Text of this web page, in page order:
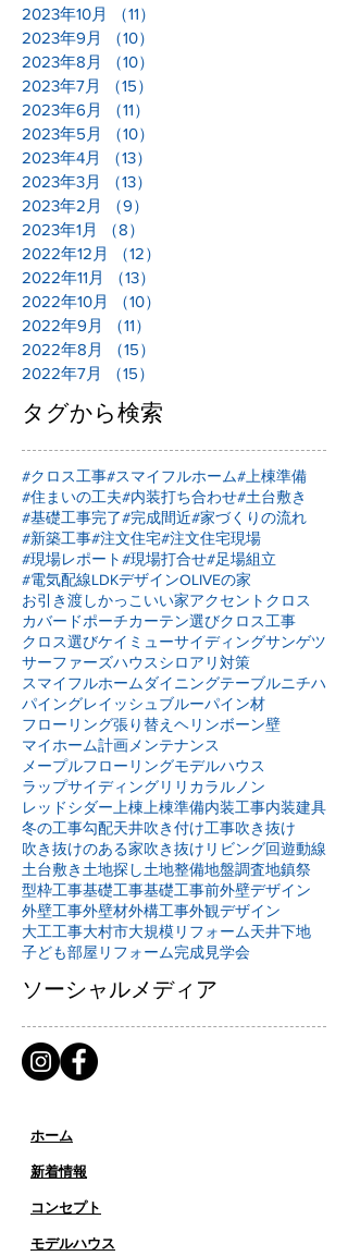
2023年10月
（11）
2023年9月
（10）
2023年8月
（10）
2023年7月
（15）
2023年6月
（11）
2023年5月
（10）
2023年4月
（13）
2023年3月
（13）
2023年2月
（9）
2023年1月
（8）
2022年12月
（12）
2022年11月
（13）
2022年10月
（10）
2022年9月
（11）
2022年8月
（15）
2022年7月
（15）
タグから検索
#クロス工事#スマイフルホーム#上棟準備
#住まいの工夫#内装打ち合わせ#土台敷き
#基礎工事完了#完成間近#家づくりの流れ
#新築工事#注文住宅#注文住宅現場
#現場レポート#現場打合せ#足場組立
#電気配線LDKデザインOLIVEの家
お引き渡しかっこいい家アクセントクロス
カバードポーチカーテン選びクロス工事
クロス選びケイミューサイディングサンゲツ
サーファーズハウスシロアリ対策
スマイフルホームダイニングテーブルニチハ
パイングレイッシュブルーパイン材
フローリング張り替え ヘリンボーン壁
マイホーム計画 メンテナンス
メープルフローリングモデルハウス
ラップサイディングリリカラ ルノン
レッドシダー 上棟 上棟準備内装工事内装建具
冬の工事勾配天井吹き付け工事吹き抜け
吹き抜けのある家吹き抜けリビング回遊動線
土台敷き 土地探し土地整備地盤調査地鎮祭
型枠工事基礎工事基礎工事前外壁デザイン
外壁工事外壁材外構工事外観デザイン
大工工事大村市大規模リフォーム天井下地
子ども部屋リフォーム完成見学会
ソーシャルメディア
ホーム
新着情報
コンセプト
​​モデルハウス